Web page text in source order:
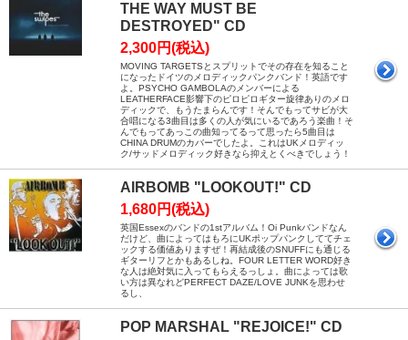
THE WAY MUST BE
DESTROYED" CD
2,300円(税込)
MOVING TARGETSとスプリットでその存在を知ること
になったドイツのメロディックパンクバンド！英語です
よ。PSYCHO GAMBOLAのメンバーによる
LEATHERFACE影響下のピロピロギター旋律ありのメロ
ディックで、もうたまらんです！そんでもってサビが大
合唱になる3曲目は多くの人が気にいるであろう楽曲！そ
んでもってあっこの曲知ってるって思ったら5曲目は
CHINA DRUMのカバーでしたよ。これはUKメロディッ
ク/サッドメロディック好きなら抑えとくべきでしょう！
AIRBOMB "LOOKOUT!" CD
1,680円(税込)
英国Essexのバンドの1stアルバム！Oi Punkバンドなん
だけど、曲によってはもろにUKポップパンクしててチェ
ックする価値ありますぜ！再結成後のSNUFFにも通じる
ギターリフとかもあるしね。FOUR LETTER WORD好き
な人は絶対気に入ってもらえるっしょ。曲によっては歌
い方は異なれどPERFECT DAZE/LOVE JUNKを思わせ
るし、
POP MARSHAL "REJOICE!" CD